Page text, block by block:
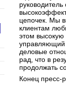
цепочек. Мы
клиентам
этом высокую
управляющий
деловые
рад, что в
продолжать
Конец пресс-